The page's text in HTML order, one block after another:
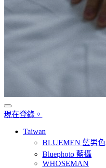
現在登錄。
Taiwan
BLUEMEN 藍男色
Bluephoto 藍攝
WHOSEMAN